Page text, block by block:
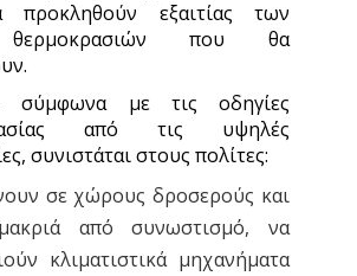
προκληθούν εξαιτίας των
που θα
σύμφωνα με τις οδηγίες
από τις υψηλές
συνιστάται στους πολίτες:
σε χώρους δροσερούς και
από συνωστισμό, να
κλιματιστικά μηχανήματα